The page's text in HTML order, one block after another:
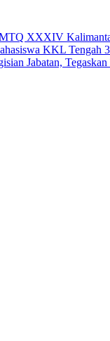
XXXIV
KKL Tengah
Jabatan,